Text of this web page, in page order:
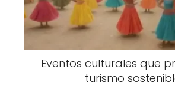
Eventos culturales que
turismo